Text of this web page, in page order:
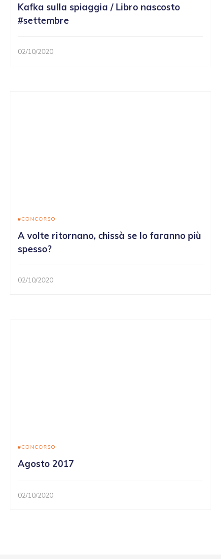
Kafka sulla spiaggia / Libro nascosto
#settembre
02/10/2020
CONCORSO
A volte ritornano, chissà se lo faranno più
spesso?
02/10/2020
CONCORSO
Agosto 2017
02/10/2020